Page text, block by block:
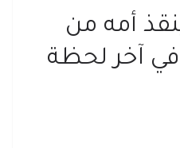
أمه من
آخر لحظة